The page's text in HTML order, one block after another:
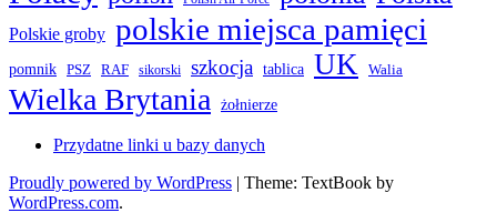
Polskie groby polskie miejsca pamięci
pomnik PSZ RAF sikorski szkocja tablica UK Walia
Wielka Brytania żołnierze
Przydatne linki u bazy danych
Proudly powered by WordPress | Theme: TextBook by
WordPress.com.